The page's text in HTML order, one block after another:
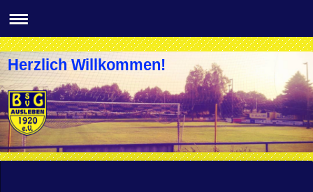
Herzlich Willkommen!